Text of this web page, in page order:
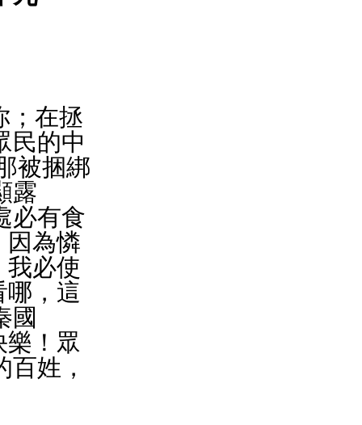
；在拯
民的中
被捆綁
露
必有食
因為憐
必使
，這
國
樂！眾
姓，